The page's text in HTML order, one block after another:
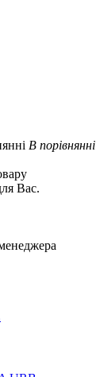
В порівнянні
Вас.